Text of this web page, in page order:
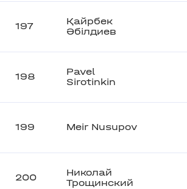
197
Қайрбек
Әбілдиев
198
Pavel
Sirotinkin
199 Meir Nusupov
200
Николай
Трощинский